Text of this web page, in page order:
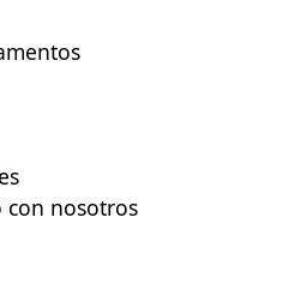
con nosotros